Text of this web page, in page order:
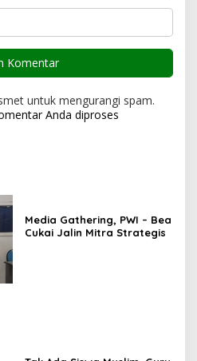
untuk mengurangi spam.
Anda diproses
Media Gathering, PWI – Bea
Cukai Jalin Mitra Strategis